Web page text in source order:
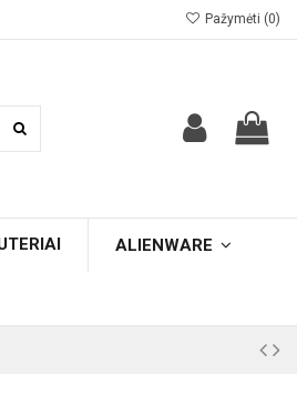
Pažymėti (0)
ALIENWARE